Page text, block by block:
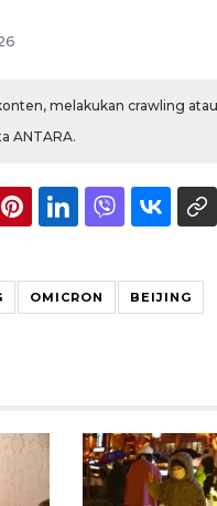
melakukan crawling
ANTARA.
OMICRON BEIJING